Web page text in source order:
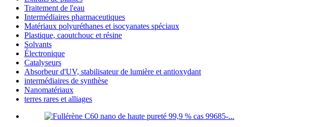
Traitement de l'eau
Intermédiaires pharmaceutiques
Matériaux polyuréthanes et isocyanates spéciaux
Plastique, caoutchouc et résine
Solvants
Électronique
Catalyseurs
Absorbeur d'UV, stabilisateur de lumière et antioxydant
intermédiaires de synthèse
Nanomatériaux
terres rares et alliages